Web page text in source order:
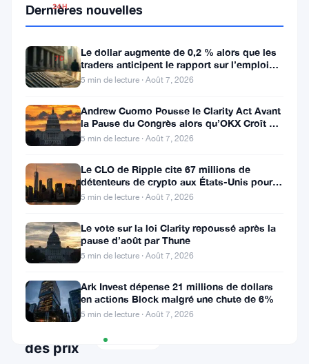
24H
7D
▼
18.91%
Partager
:
Suivre sur Google News
des prix
Dernières nouvelles
Le dollar augmente de 0,2 % alors que les
traders anticipent le rapport sur l’emploi
aux États-Unis
5 min de lecture · Août 7, 2026
Andrew Cuomo Pousse le Clarity Act Avant
la Pause du Congrès alors qu’OKX Croît en
Europe
5 min de lecture · Août 7, 2026
Le CLO de Ripple cite 67 millions de
détenteurs de crypto aux États-Unis pour
faire avancer la loi CLARITY
5 min de lecture · Août 7, 2026
Le vote sur la loi Clarity repoussé après la
pause d’août par Thune
5 min de lecture · Août 7, 2026
Ark Invest dépense 21 millions de dollars
en actions Block malgré une chute de 6%
5 min de lecture · Août 7, 2026